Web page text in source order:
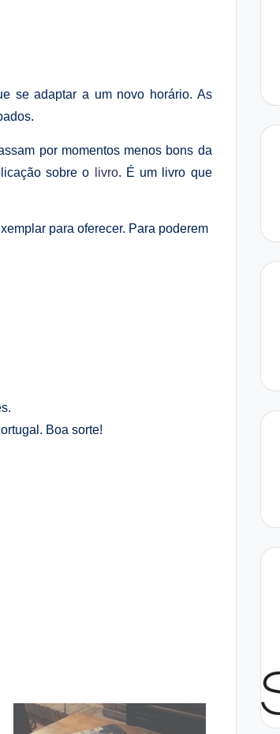
se adaptar a um novo horário. As
por momentos menos bons da
sobre o
livro. É um livro que
para oferecer. Para poderem
Boa sorte!